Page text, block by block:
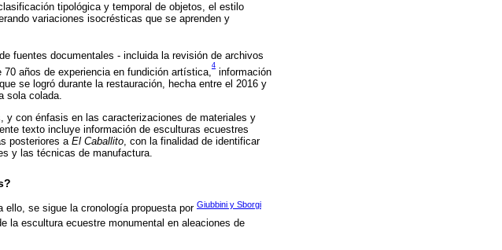
tipológica y temporal de objetos, el estilo
variaciones isocrésticas que se aprenden y
fuentes documentales - incluida la revisión de archivos
años de experiencia en fundición artística,
4
información
se logró durante la restauración, hecha entre el 2016 y
sola colada.
y con énfasis en las caracterizaciones de materiales y
texto incluye información de esculturas ecuestres
posteriores aEl Caballito, con la finalidad de identificar
y las técnicas de manufactura.
ello, se sigue la cronología propuesta por Giubbini y Sborgi
la escultura ecuestre monumental en aleaciones de